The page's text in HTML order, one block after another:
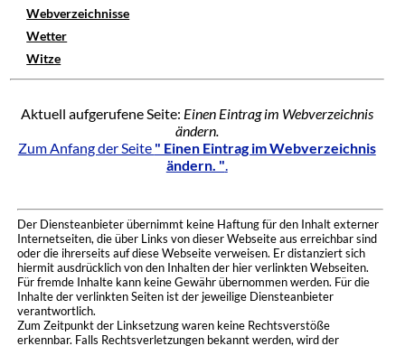
Webverzeichnisse
Wetter
Witze
Aktuell aufgerufene Seite: Einen Eintrag im Webverzeichnis
ändern.
Zum Anfang der Seite " Einen Eintrag im Webverzeichnis
ändern. ".
Der Diensteanbieter übernimmt keine Haftung für den Inhalt externer
Internetseiten, die über Links von dieser Webseite aus erreichbar sind
oder die ihrerseits auf diese Webseite verweisen. Er distanziert sich
hiermit ausdrücklich von den Inhalten der hier verlinkten Webseiten.
Für fremde Inhalte kann keine Gewähr übernommen werden. Für die
Inhalte der verlinkten Seiten ist der jeweilige Diensteanbieter
verantwortlich.
Zum Zeitpunkt der Linksetzung waren keine Rechtsverstöße
erkennbar. Falls Rechtsverletzungen bekannt werden, wird der